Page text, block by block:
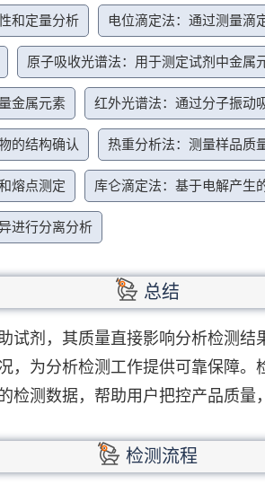
和定量分析 电位滴定法：通过测量滴
原子吸收光谱法：用于测定试剂中金属
金属元素 红外光谱法：通过分子振动
的结构确认 热重分析法：测量样品质
熔点测定 库仑滴定法：基于电解产生
进行分离分析
总结
试剂，其质量直接影响分析检测
，为分析检测工作提供可靠保障
测数据，帮助用户把控产品质量
检测流程